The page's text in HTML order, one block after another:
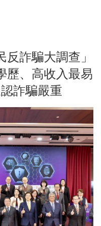
反詐騙大調查」
歷、高收入最易
詐騙嚴重